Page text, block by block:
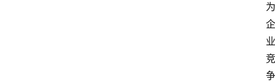
为
企
业
竞
争